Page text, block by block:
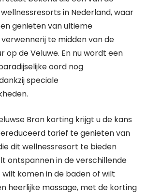
in Nederland, waar
genieten van ultieme
te midden van de
op de Veluwe. En nu wordt een
oord nog
speciale
Bron korting krijgt u de kans
tarief te genieten van
dit wellnessresort te bieden
ontspannen in de verschillende
wilt komen in de baden of wilt
heerlijke massage, met de korting